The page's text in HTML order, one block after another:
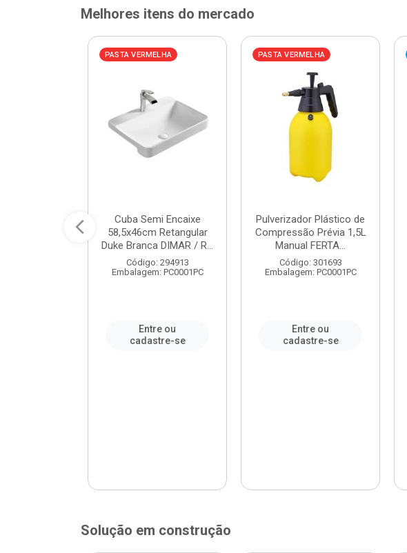
Melhores itens do mercado
PASTA VERMELHA
Cuba Semi Encaixe
58,5x46cm Retangular
Duke Branca DIMAR / R...
Código: 294913
Embalagem: PC0001PC
Entre ou
cadastre-se
PASTA VERMELHA
Pulverizador Plástico de
Compressão Prévia 1,5L
Manual FERTA...
Código: 301693
Embalagem: PC0001PC
Entre ou
cadastre-se
Solução em construção